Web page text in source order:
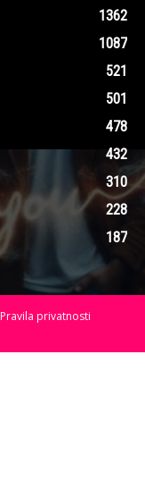
1362
1087
521
501
478
432
310
228
187
Pravila privatnosti